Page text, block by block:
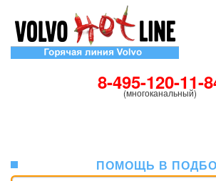
8-495-120-11-
(многоканальный)
ПОМОЩЬ В